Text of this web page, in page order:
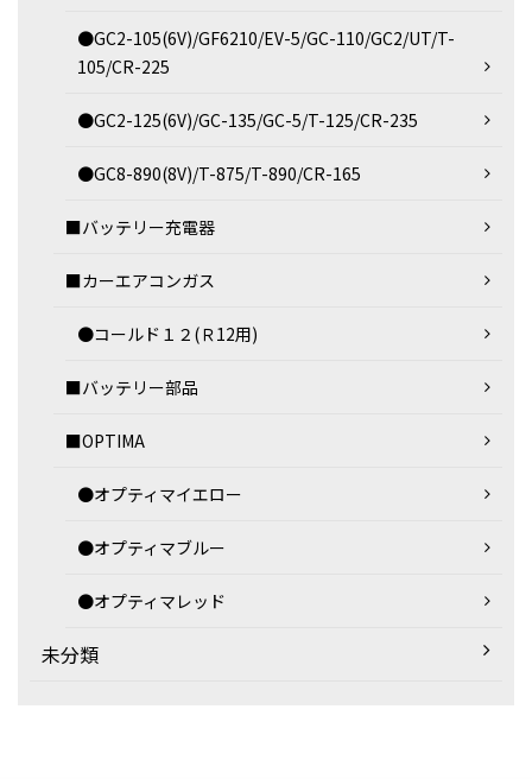
●GC2-105(6V)/GF6210/EV-5/GC-110/GC2/UT/T-
105/CR-225
●GC2-125(6V)/GC-135/GC-5/T-125/CR-235
●GC8-890(8V)/T-875/T-890/CR-165
■バッテリー充電器
■カーエアコンガス
●コールド１２(Ｒ12用)
■バッテリー部品
■OPTIMA
●オプティマイエロー
●オプティマブルー
●オプティマレッド
未分類